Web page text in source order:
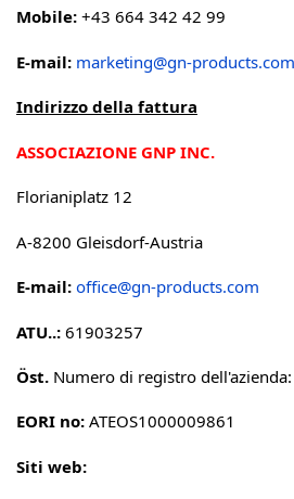
Mobile: +43 664 342 42 99
E-mail: marketing@gn-products.com
Indirizzo della fattura
ASSOCIAZIONE GNP INC.
Florianiplatz 12
A-8200 Gleisdorf-Austria
E-mail: office@gn-products.com
ATU..: 61903257
Öst. Numero di registro
EORI no: ATEOS1000009861
Siti web: